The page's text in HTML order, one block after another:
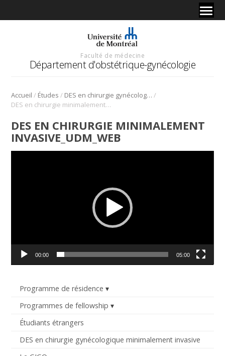
Faculté de médecine
Département d'obstétrique-gynécologie
Accueil / Études / DES en chirurgie gynécologique minimalement invasive /
DES en chirurgie minimalement invasive_UdM_WEB
Programme de résidence
Programmes de fellowship
Étudiants étrangers
DES en chirurgie gynécologique minimalement invasive
DES EN CHIRURGIE MINIMALEMENT
INVASIVE_UDM_WEB
00:00 05:00